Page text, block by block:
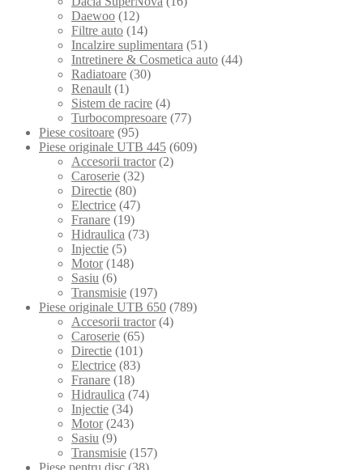
Daewoo (12)
Filtre auto (14)
Incalzire suplimentara (51)
Intretinere & Cosmetica auto (44)
Radiatoare (30)
Renault (1)
Sistem de racire (4)
Turbocompresoare (77)
Piese cositoare (95)
Piese originale UTB 445 (609)
Accesorii tractor (2)
Caroserie (32)
Directie (80)
Electrice (47)
Franare (19)
Hidraulica (73)
Injectie (5)
Motor (148)
Sasiu (6)
Transmisie (197)
Piese originale UTB 650 (789)
Accesorii tractor (4)
Caroserie (65)
Directie (101)
Electrice (83)
Franare (18)
Hidraulica (74)
Injectie (34)
Motor (243)
Sasiu (9)
Transmisie (157)
Piese pentru disc (38)